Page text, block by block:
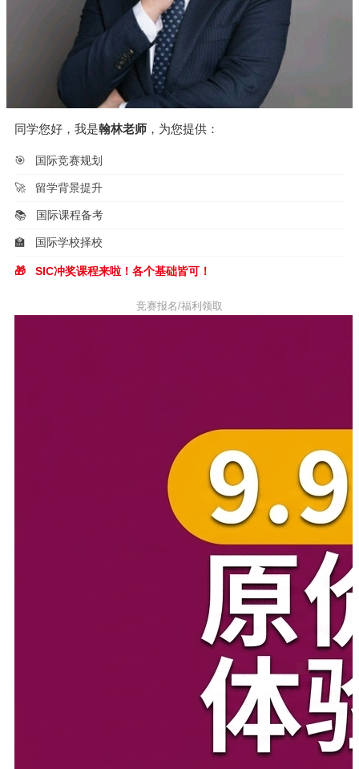
同学您好，我是翰林老师 ，为您提供：
🎯 国际竞赛规划
🚀 留学背景提升
📚 国际课程备考
🏫 国际学校择校
🎁 SIC冲奖课程来啦！各个基础皆可！
竞赛报名/福利领取